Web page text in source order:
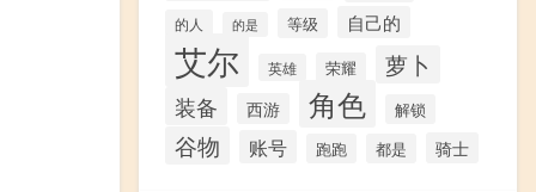
的人 的是 等级 自己的
艾尔 英雄 荣耀
萝卜
装备
西游 角色 解锁
谷物 账号 跑跑 都是 骑士